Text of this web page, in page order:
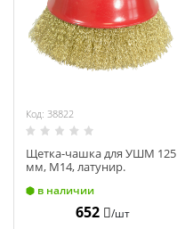
Код: 38822
Щетка-чашка для УШМ 125
мм, М14, латунир.
"Hardcore" 202125
в наличии
652 /шт